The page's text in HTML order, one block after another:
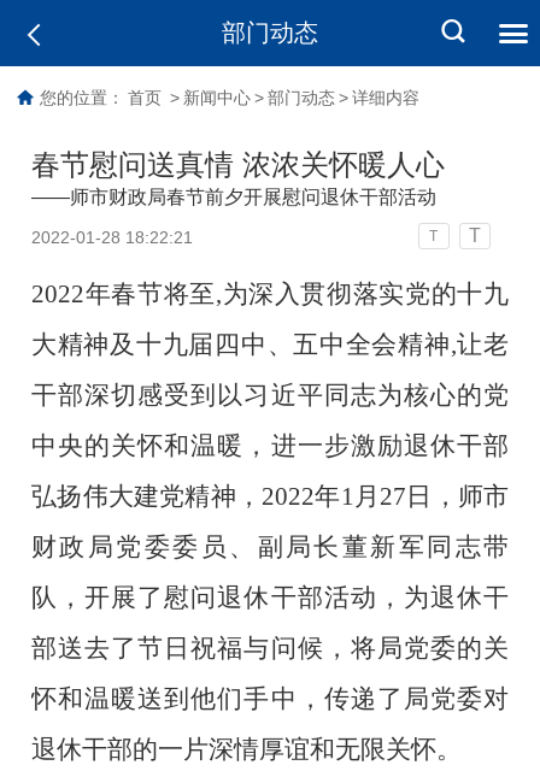
部门动态
您的位置： 首页 > 新闻中心 > 部门动态 > 详细内容
春节慰问送真情 浓浓关怀暖人心
——师市财政局春节前夕开展慰问退休干部活动
2022-01-28 18:22:21 T T
2022年春节将至,为深入贯彻落实党的十九
大精神及十九届四中、五中全会精神,让老
干部深切感受到以习近平同志为核心的党
中央的关怀和温暖， 进一步激励退休干部
弘扬伟大建党精神， 2022年1 月 27 日，师市
财政局党委委员、副局长董新军同志带
队，开展了慰问退休干部活动，为退休干
部送去了节日祝福与问候，将局党委的关
怀和温暖送到他们手中，传递了局党委对
退休干部的一片深情厚谊和无限关怀。